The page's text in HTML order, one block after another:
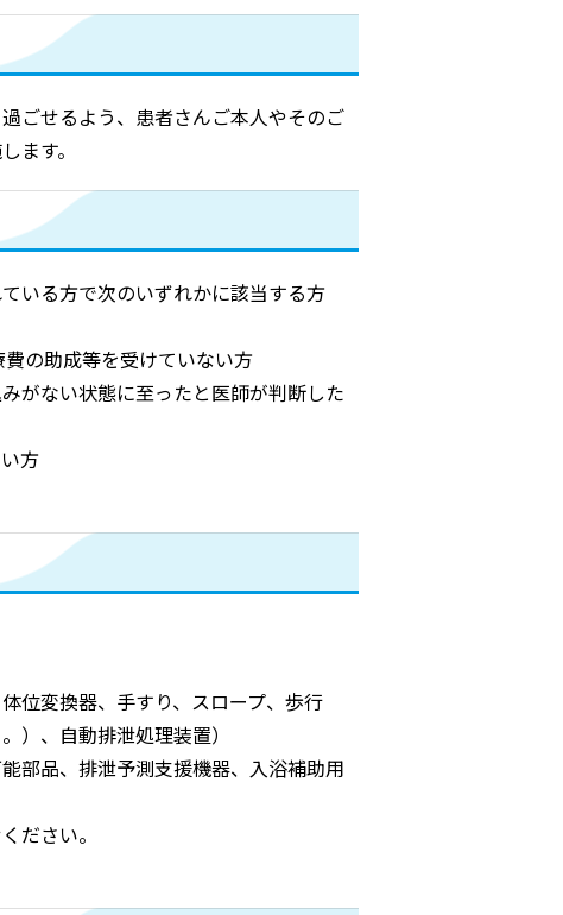
ごせるよう、患者さんご本人やそのご
ます。
いる方で次のいずれかに該当する方
の助成等を受けていない方
がない状態に至ったと医師が判断した
方
位変換器、手すり、スロープ、歩行
）、自動排泄処理装置）
部品、排泄予測支援機器、入浴補助用
ださい。